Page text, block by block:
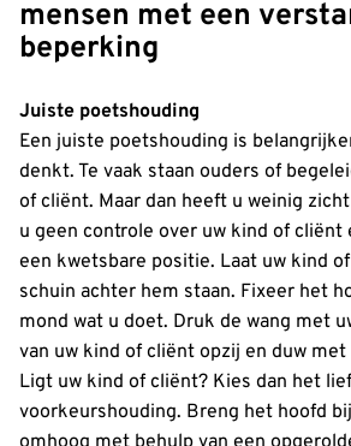
mensen met een
beperking
Juiste poetshouding
Een juiste poetshouding is
denkt. Te vaak staan ouders of
of cliënt. Maar dan heeft u weinig
u geen controle over uw kind of cliënt
een kwetsbare positie. Laat uw kind
schuin achter hem staan. Fixeer het
mond wat u doet. Druk de wang met
van uw kind of cliënt opzij en duw
Ligt uw kind of cliënt? Kies dan het
voorkeurshouding. Breng het hoofd